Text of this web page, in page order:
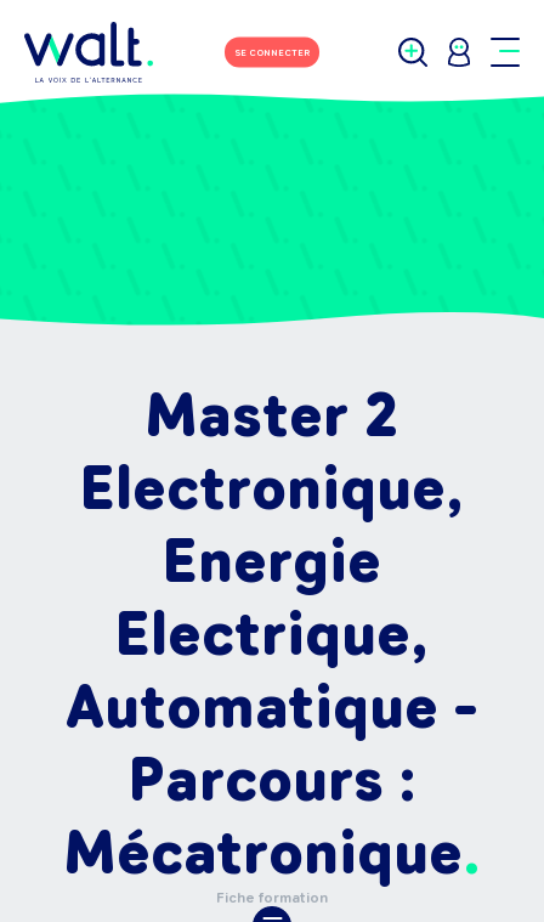
SE CONNECTER
Master 2
Electronique,
Energie
Electrique,
Automatique -
Parcours :
Mécatronique
Fiche formation